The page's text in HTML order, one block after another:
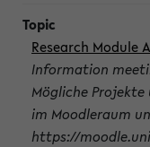
Research Module
Information
Mögliche
im Moodleraum
https://